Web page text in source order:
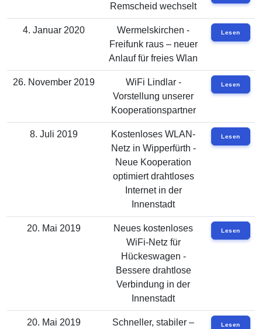
Remscheid wechselt
4. Januar 2020
Wermelskirchen -
Freifunk raus – neuer
Anlauf für freies Wlan
Lesen
26. November 2019
WiFi Lindlar -
Vorstellung unserer
Kooperationspartner
Lesen
8. Juli 2019
Kostenloses WLAN-
Netz in Wipperfürth -
Neue Kooperation
optimiert drahtloses
Internet in der
Innenstadt
Lesen
20. Mai 2019
Neues kostenloses
WiFi-Netz für
Hückeswagen -
Bessere drahtlose
Verbindung in der
Innenstadt
Lesen
20. Mai 2019
Schneller, stabiler –
Lesen